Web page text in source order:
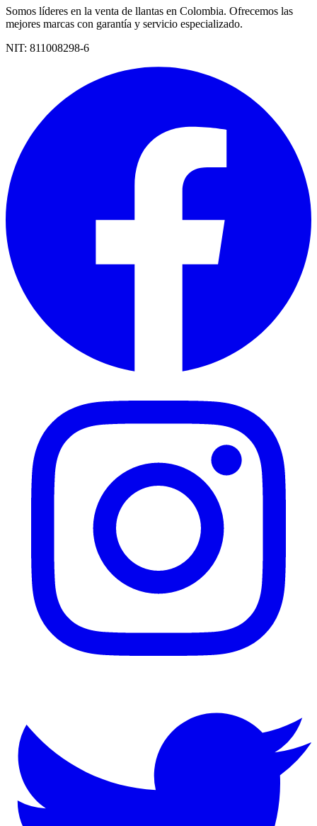
Somos líderes en la venta de llantas en Colombia. Ofrecemos las
mejores marcas con garantía y servicio especializado.
NIT: 811008298-6